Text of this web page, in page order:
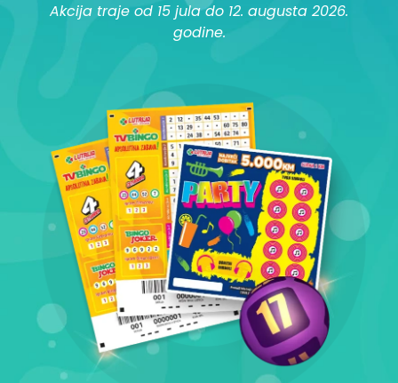
Akcija traje od 15 jula do 12. augusta 2026.
godine.